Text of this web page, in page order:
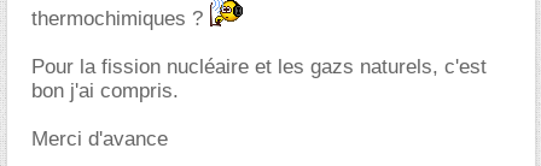
thermochimiques ?
Pour la fission nucléaire et les gazs naturels, c'est
bon j'ai compris.
Merci d'avance